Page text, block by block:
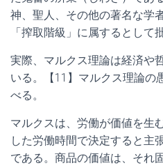
神、聖人、その他の著名な学
「搾取階級」に属するとして
実際、マルクス理論は経済や
いる。【11】マルクス理論の
べる。
マルクスは、労働が価値を生
した労働時間で決定すると主
である。商品の価値は、それ